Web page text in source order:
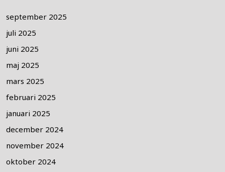
september 2025
juli 2025
juni 2025
maj 2025
mars 2025
februari 2025
januari 2025
december 2024
november 2024
oktober 2024